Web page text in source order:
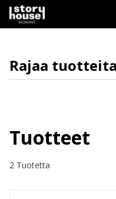
Rajaa tuotteita
Osasto
Tuotemuoto
Hinta
Tuotteet
2 Tuotetta